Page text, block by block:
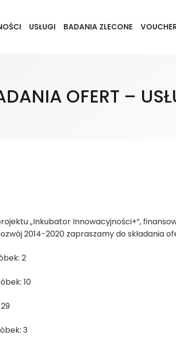
USŁUGI BADANIA ZLECONE
OFERT –
„Inkubator Innowacyjności+”,
2014-2020 zapraszamy do składania
2
10
3